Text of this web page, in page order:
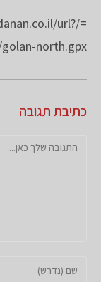
url?/=
north.gpx
כתיבת תגובה
להגיב